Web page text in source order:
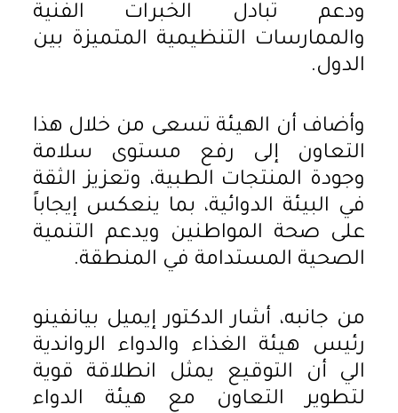
ودعم تبادل الخبرات الفنية
والممارسات التنظيمية المتميزة بين
الدول.
وأضاف أن الهيئة تسعى من خلال هذا
التعاون إلى رفع مستوى سلامة
وجودة المنتجات الطبية، وتعزيز الثقة
في البيئة الدوائية، بما ينعكس إيجاباً
على صحة المواطنين ويدعم التنمية
الصحية المستدامة في المنطقة.
من جانبه، أشار الدكتور إيميل بيانفينو
رئيس هيئة الغذاء والدواء الرواندية
الي أن التوقيع يمثل انطلاقة قوية
لتطوير التعاون مع هيئة الدواء